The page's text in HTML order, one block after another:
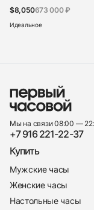
$8,050673 000 ₽
Идеальное
Мы на связи 08:00 —
+7 916 221-22-37
Купить
Мужские часы
Женские часы
Настольные часы